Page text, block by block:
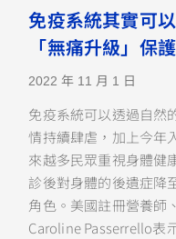
免疫系統其實可
「無痛升級」保
2022 年 11 月 1 日
免疫系統可以透過自然
情持續肆虐，加上今年
來越多民眾重視身體健
診後對身體的後遺症降
角色。美國註冊營養師
Caroline Passerrello表